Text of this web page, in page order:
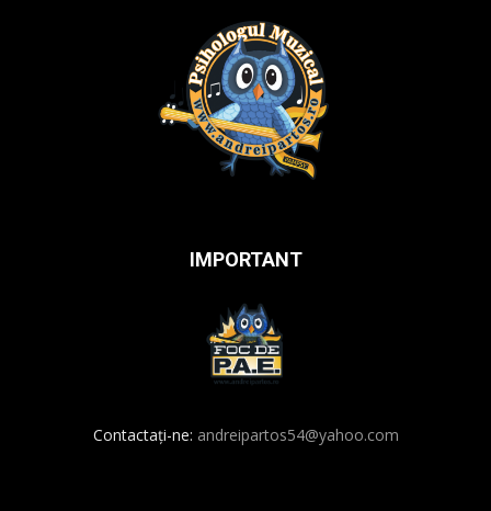
IMPORTANT
Contactați-ne: andreipartos54@yahoo.com